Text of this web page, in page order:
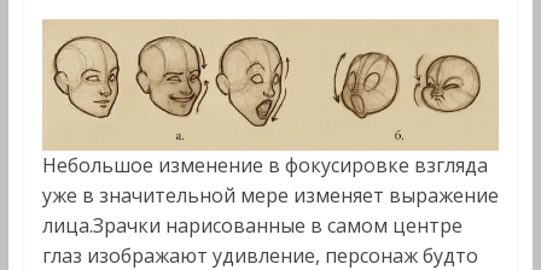
Небольшое изменение в фокусировке взгляда
уже в значительной мере изменяет выражение
лица.Зрачки нарисованные в самом центре
глаз изображают удивление, персонаж будто